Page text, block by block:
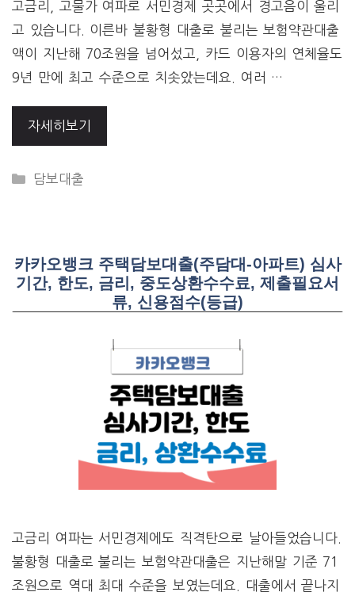
고금리, 고물가 여파로 서민경제 곳곳에서 경고음이 울리
고 있습니다. 이른바 불황형 대출로 불리는 보험약관대출
액이 지난해 70조원을 넘어섰고, 카드 이용자의 연체율도
9년 만에 최고 수준으로 치솟았는데요. 여러 …
자세히보기
CATEGORIES
담보대출
카카오뱅크 주택담보대출(주담대-아파트) 심사
기간, 한도, 금리, 중도상환수수료, 제출필요서
류, 신용점수(등급)
고금리 여파는 서민경제에도 직격탄으로 날아들었습니다.
불황형 대출로 불리는 보험약관대출은 지난해말 기준 71
조원으로 역대 최대 수준을 보였는데요. 대출에서 끝나지